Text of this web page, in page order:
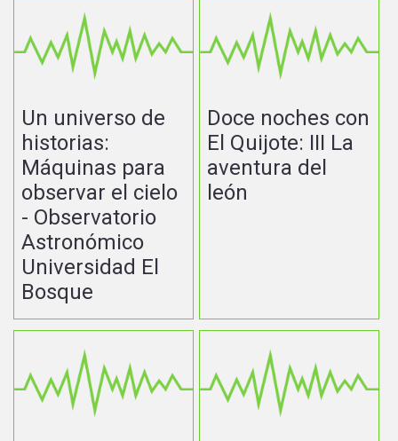
Un universo de
historias:
Máquinas para
observar el cielo
- Observatorio
Astronómico
Universidad El
Bosque
Doce noches con
El Quijote: III La
aventura del
león